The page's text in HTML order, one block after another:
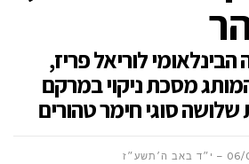
לוריאל פריז,
מסכת ניקוי במרקם
סוגי חימר טהורים
ה׳תשע״ז